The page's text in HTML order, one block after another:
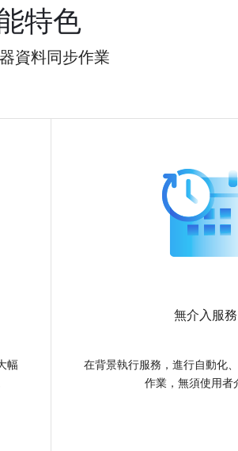
和不中斷存取能力。
特色
資料同步作業
幅
無介入服務
在背景執行服務，進行自動化
作業，無須使用者